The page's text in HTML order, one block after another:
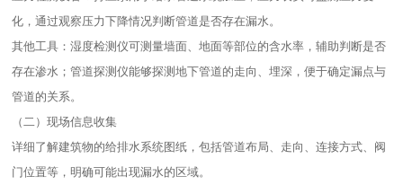
化，通过观察压力下降情况判断管道是否存在漏水。​
其他工具：湿度检测仪可测量墙面、地面等部位的含水率，辅助判断是否
存在渗水；管道探测仪能够探测地下管道的走向、埋深，便于确定漏点与
管道的关系。​
（二）现场信息收集​
详细了解建筑物的给排水系统图纸，包括管道布局、走向、连接方式、阀
门位置等，明确可能出现漏水的区域。​